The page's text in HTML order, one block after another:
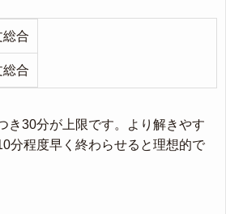
合
合
き30分が上限です。より解きやす
分程度早く終わらせると理想的で